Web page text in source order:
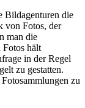
Bildagenturen die
von Fotos, der
man die
Fotos hält
in der Regel
zu gestatten.
zu